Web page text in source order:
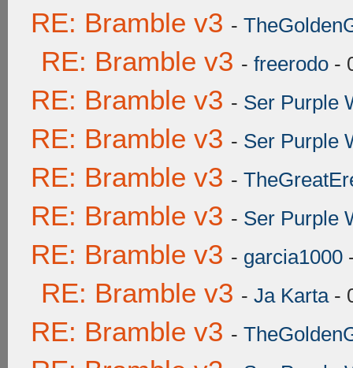
RE: Bramble v3 -
RE: Bramble v3 - freerodo -
RE: Bramble v3 - Ser Purple
RE: Bramble v3 - Ser Purple
RE: Bramble v3 -
RE: Bramble v3 - Ser Purple
RE: Bramble v3 - garcia1000
RE: Bramble v3 - Ja Karta-
RE: Bramble v3 -